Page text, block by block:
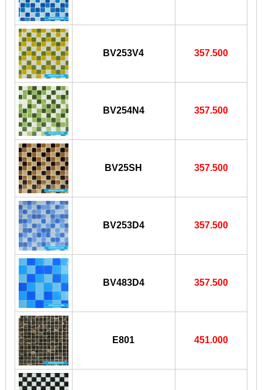
BV253V4 357.500
BV254N4 357.500
BV25SH 357.500
BV253D4 357.500
BV483D4 357.500
E801 451.000